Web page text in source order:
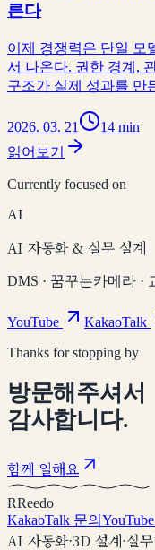
른다
이제 경쟁력은 단일 모
서 나온다. 권한 경계,
구조가 실제 성과를 만
2026. 03. 21
14 min
읽어보기
Currently focused on
AI
AI 자동화 & 실무 설계
DMS · 꿈꾸는카메라 ·
YouTube
KakaoTalk
Thanks for stopping by
방문해주셔서
감사합니다.
함께 일해요
RReedo
KakaoTalk 문의
AI 자동화·3D 설계·실